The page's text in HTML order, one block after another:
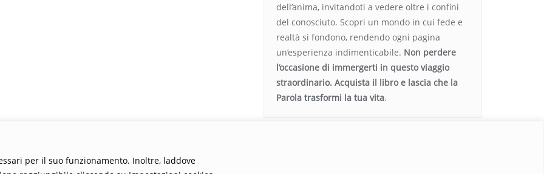
per il suo funzionamento. Inoltre, laddove
dell’anima, invitandoti a vedere oltre i confini
del conosciuto. Scopri un mondo in cui fede e
realtà si fondono, rendendo ogni pagina
un’esperienza indimenticabile. Non perdere
l’occasione di immergerti in questo viaggio
straordinario. Acquista il libro e lascia che la
Parola trasformi la tua vita.